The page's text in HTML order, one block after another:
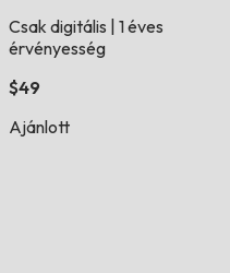
Csak digitális 1 éves
érvényesség
$49
Ajánlott